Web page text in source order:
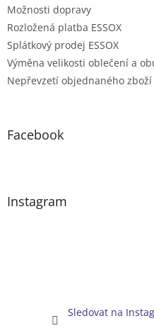
Možnosti dopravy
Rozložená platba ESSOX
Splátkový prodej ESSOX
Výměna velikosti oblečení a
Nepřevzetí objednaného zboží
Facebook
Instagram
Sledovat na